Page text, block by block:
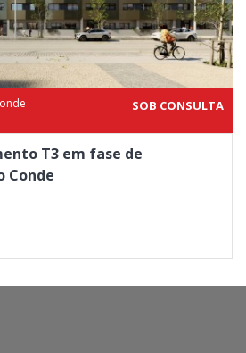
SOB CONSULTA
T3 em fase de
Conde